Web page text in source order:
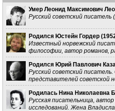
Умер Леонид Максимович
Русский советский писатель
Родился Юстейн Гордер (
Известный норвежский
философии, автор романов,
Родился Юрий Павлович
Русский советский
представителей советской
Родилась Нина Николаевна
Русская писательница,
исследований. Жена